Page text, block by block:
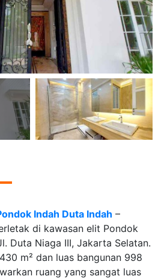
Indah Duta Indah –
di kawasan elit Pondok
Duta Niaga III, Jakarta Selatan.
m² dan luas bangunan 998
ruang yang sangat luas